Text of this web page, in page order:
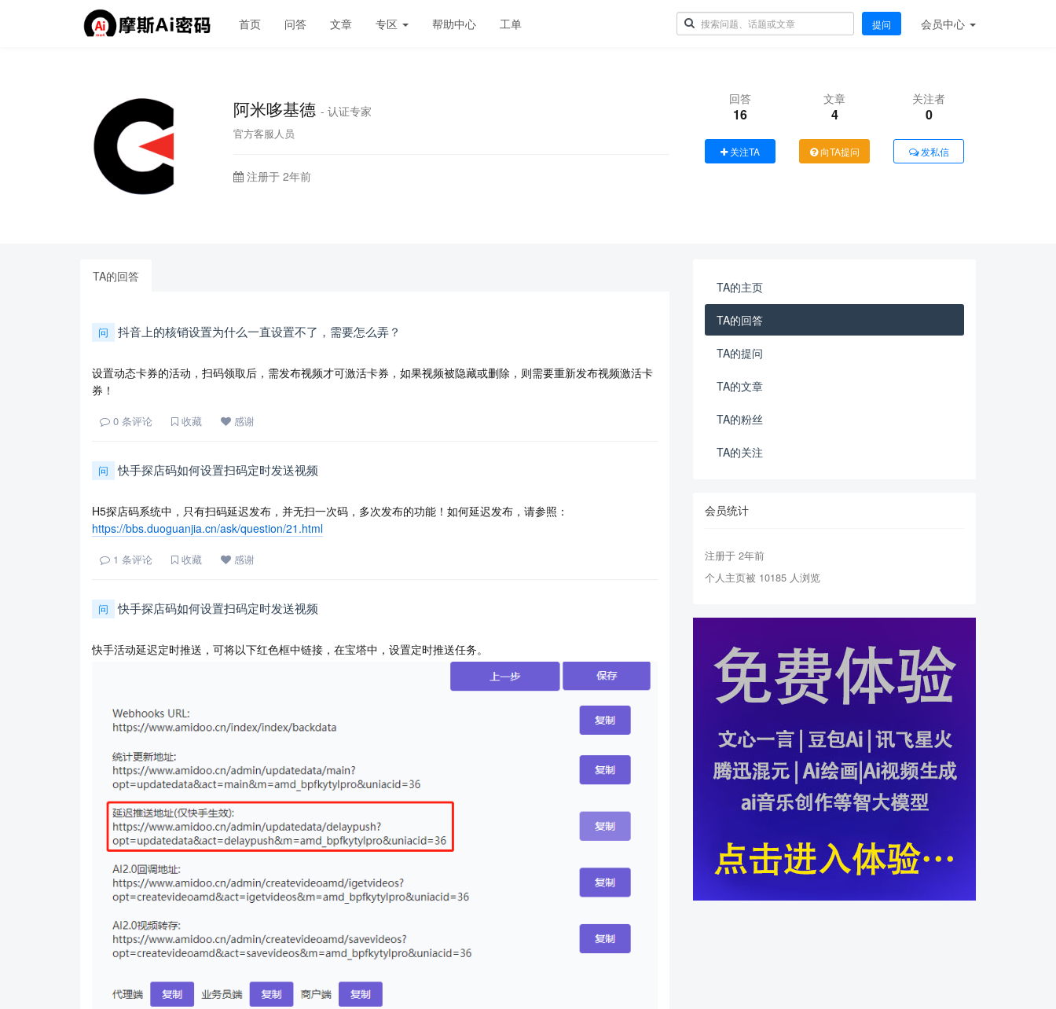
首页 问答 文章 专区 帮助中心 工单 提问 会员中心
阿米哆基德 - 认证专家
官方客服人员
注册于 2年前
回答
16
文章
4
关注者
0
关注TA 向TA提问 发私信
TA的回答
问 抖音上的核销设置为什么一直设置不了，需要怎么弄？
设置动态卡券的活动，扫码领取后，需发布视频才可激活卡券，如果视频被隐藏或删除，则需要重新发布视频激活卡
券！
0 条评论 收藏 感谢
问 快手探店码如何设置扫码定时发送视频
H5探店码系统中，只有扫码延迟发布，并无扫一次码，多次发布的功能！如何延迟发布，请参照：
https://bbs.duoguanjia.cn/ask/question/21.html
1 条评论 收藏 感谢
问 快手探店码如何设置扫码定时发送视频
快手活动延迟定时推送，可将以下红色框中链接，在宝塔中，设置定时推送任务。
TA的主页
TA的回答
TA的提问
TA的文章
TA的粉丝
TA的关注
会员统计
注册于 2年前
个人主页被 10185 人浏览